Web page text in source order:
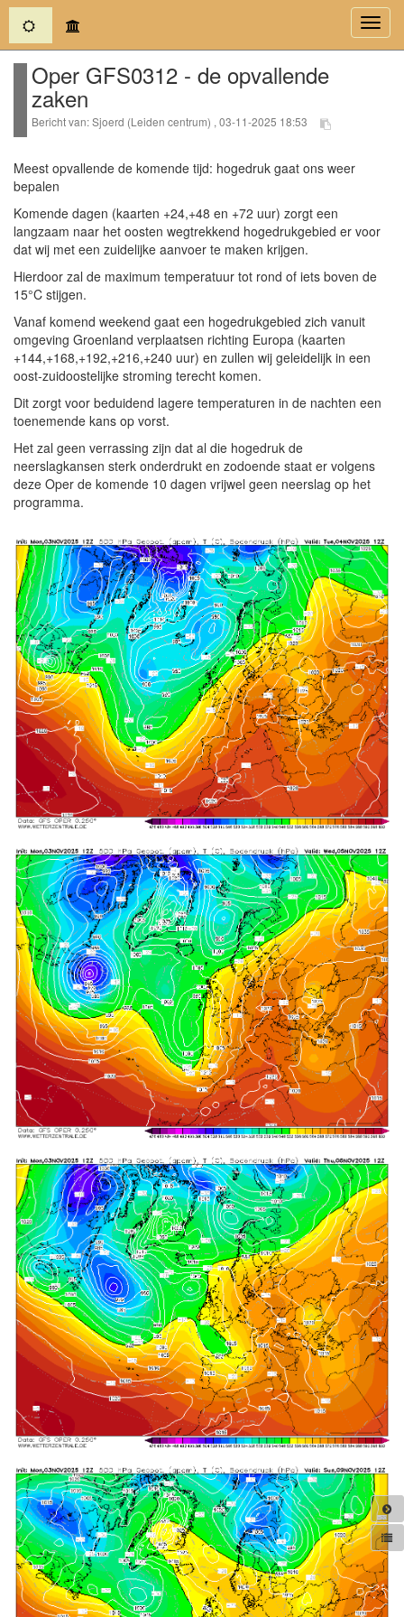
(current)
Oper GFS0312 - de opvallende
zaken
Bericht van: Sjoerd (Leiden centrum) , 03-11-2025 18:53
Meest opvallende de komende tijd: hogedruk gaat ons weer
bepalen
Komende dagen (kaarten +24,+48 en +72 uur) zorgt een
langzaam naar het oosten wegtrekkend hogedrukgebied er voor
dat wij met een zuidelijke aanvoer te maken krijgen.
Hierdoor zal de maximum temperatuur tot rond of iets boven de
15°C stijgen.
Vanaf komend weekend gaat een hogedrukgebied zich vanuit
omgeving Groenland verplaatsen richting Europa (kaarten
+144,+168,+192,+216,+240 uur) en zullen wij geleidelijk in een
oost-zuidoostelijke stroming terecht komen.
Dit zorgt voor beduidend lagere temperaturen in de nachten een
toenemende kans op vorst.
Het zal geen verrassing zijn dat al die hogedruk de
neerslagkansen sterk onderdrukt en zodoende staat er volgens
deze Oper de komende 10 dagen vrijwel geen neerslag op het
programma.